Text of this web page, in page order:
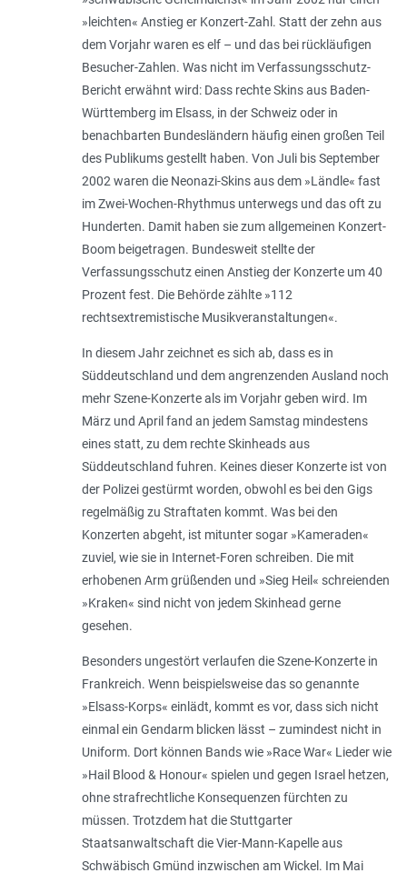
»leichten« Anstieg er Konzert-Zahl. Statt der zehn aus
dem Vorjahr waren es elf – und das bei rückläufigen
Besucher-Zahlen. Was nicht im Verfassungsschutz-
Bericht erwähnt wird: Dass rechte Skins aus Baden-
Württemberg im Elsass, in der Schweiz oder in
benachbarten Bundesländern häufig einen großen Teil
des Publikums gestellt haben. Von Juli bis September
2002 waren die Neonazi-Skins aus dem »Ländle« fast
im Zwei-Wochen-Rhythmus unterwegs und das oft zu
Hunderten. Damit haben sie zum allgemeinen Konzert-
Boom beigetragen. Bundesweit stellte der
Verfassungsschutz einen Anstieg der Konzerte um 40
Prozent fest. Die Behörde zählte »112
rechtsextremistische Musikveranstaltungen«.
In diesem Jahr zeichnet es sich ab, dass es in
Süddeutschland und dem angrenzenden Ausland noch
mehr Szene-Konzerte als im Vorjahr geben wird. Im
März und April fand an jedem Samstag mindestens
eines statt, zu dem rechte Skinheads aus
Süddeutschland fuhren. Keines dieser Konzerte ist von
der Polizei gestürmt worden, obwohl es bei den Gigs
regelmäßig zu Straftaten kommt. Was bei den
Konzerten abgeht, ist mitunter sogar »Kameraden«
zuviel, wie sie in Internet-Foren schreiben. Die mit
erhobenen Arm grüßenden und »Sieg Heil« schreienden
»Kraken« sind nicht von jedem Skinhead gerne
gesehen.
Besonders ungestört verlaufen die Szene-Konzerte in
Frankreich. Wenn beispielsweise das so genannte
»Elsass-Korps« einlädt, kommt es vor, dass sich nicht
einmal ein Gendarm blicken lässt – zumindest nicht in
Uniform. Dort können Bands wie »Race War« Lieder wie
»Hail Blood & Honour« spielen und gegen Israel hetzen,
ohne strafrechtliche Konsequenzen fürchten zu
müssen. Trotzdem hat die Stuttgarter
Staatsanwaltschaft die Vier-Mann-Kapelle aus
Schwäbisch Gmünd inzwischen am Wickel. Im Mai